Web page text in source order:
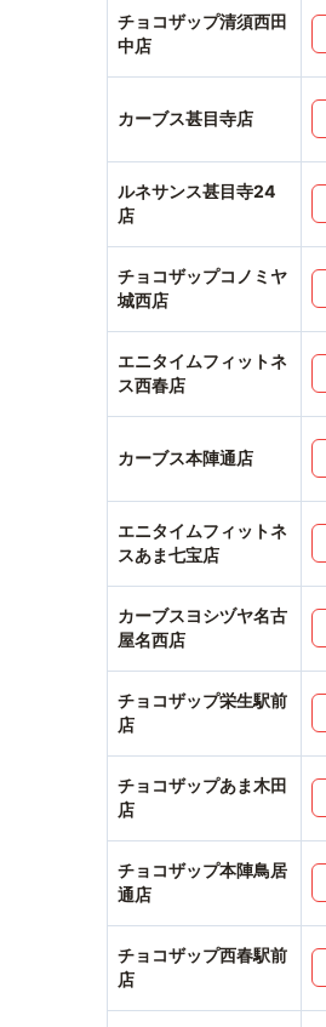
チョコザップ清須西田
中店
カーブス甚目寺店
ルネサンス甚目寺24
店
チョコザップコノミヤ
城西店
エニタイムフィットネ
ス西春店
カーブス本陣通店
エニタイムフィットネ
スあま七宝店
カーブスヨシヅヤ名古
屋名西店
チョコザップ栄生駅前
店
チョコザップあま木田
店
チョコザップ本陣鳥居
通店
チョコザップ西春駅前
店